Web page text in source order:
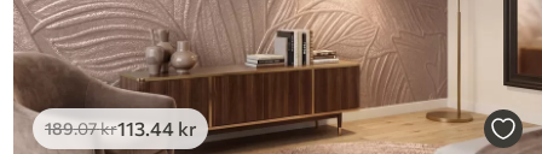
189.07kr113.44 kr